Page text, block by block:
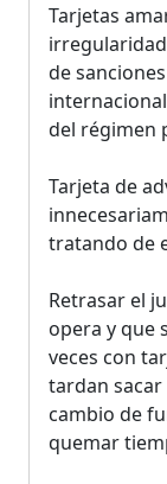
Tarjetas
de
del régimen
Tarjeta de
tratando de
Retrasar el
opera y que
veces con
tardan sacar
cambio de
quemar